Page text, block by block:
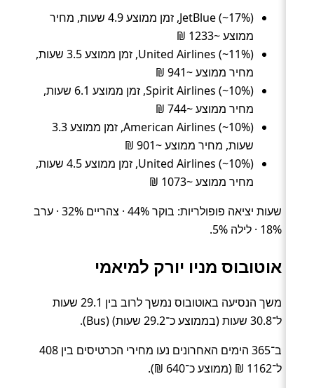
JetBlue (~17%), זמן ממוצע 4.9 שעות, מחיר
ממוצע ~1233 ₪
United Airlines (~11%), זמן ממוצע 3.5 שעות,
מחיר ממוצע ~941 ₪
Spirit Airlines (~10%), זמן ממוצע 6.1 שעות,
מחיר ממוצע ~744 ₪
American Airlines (~10%), זמן ממוצע 3.3
שעות, מחיר ממוצע ~901 ₪
United Airlines (~10%), זמן ממוצע 4.5 שעות,
מחיר ממוצע ~1073 ₪
שעות יציאה פופולריות: בוקר 44% · צהריים 32% · ערב
18% · לילה 5%.
אוטובוס מניו יורק למיאמי
משך הנסיעה באוטובוס נמשך לרוב בין 29.1 שעות
ל־30.8 שעות (בממוצע כ־29.2 שעות) (Bus).
ב־365 הימים האחרונים נעו מחירי הכרטיסים בין 408
ל־1162 ₪ (ממוצע כ־640 ₪).